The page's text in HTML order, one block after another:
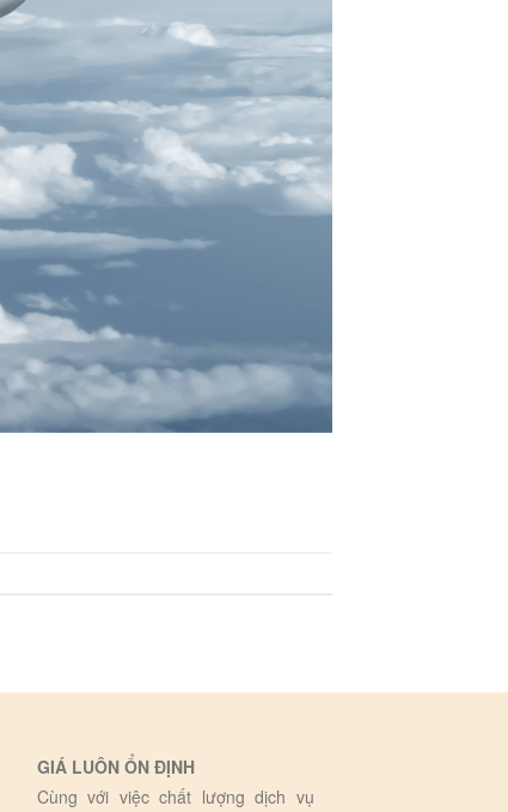
GIÁ LUÔN ỔN ĐỊNH
Cùng với việc chất lượng dịch vụ